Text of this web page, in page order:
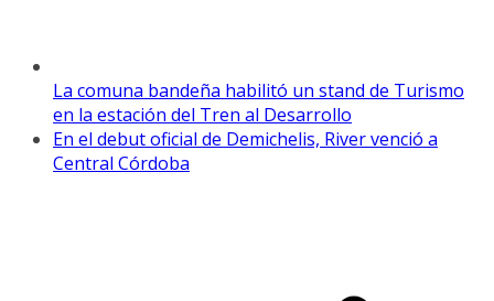
La comuna bandeña habilitó un stand de Turismo
en la estación del Tren al Desarrollo
En el debut oficial de Demichelis, River venció a
Central Córdoba